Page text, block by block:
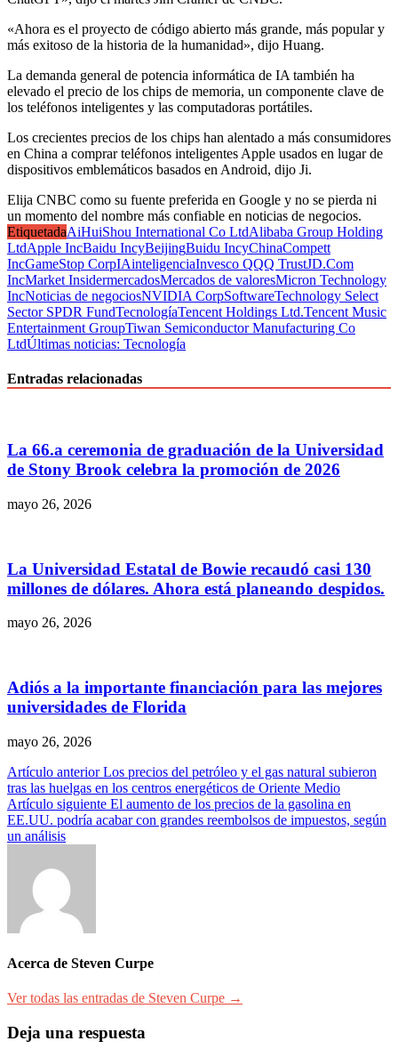
«Ahora es el proyecto de código abierto más grande, más popular y
más exitoso de la historia de la humanidad», dijo Huang.
La demanda general de potencia informática de IA también ha
elevado el precio de los chips de memoria, un componente clave de
los teléfonos inteligentes y las computadoras portátiles.
Los crecientes precios de los chips han alentado a más consumidores
en China a comprar teléfonos inteligentes Apple usados ​​en lugar de
dispositivos emblemáticos basados ​​en Android, dijo Ji.
Elija CNBC como su fuente preferida en Google y no se pierda ni
un momento del nombre más confiable en noticias de negocios.
EtiquetadaAiHuiShou International Co LtdAlibaba Group Holding
LtdApple IncBaidu IncyBeijingBuidu IncyChinaCompett
IncGameStop CorpIAinteligenciaInvesco QQQ TrustJD.Com
IncMarket InsidermercadosMercados de valoresMicron Technology
IncNoticias de negociosNVIDIA CorpSoftwareTechnology Select
Sector SPDR FundTecnologíaTencent Holdings Ltd.Tencent Music
Entertainment GroupTiwan Semiconductor Manufacturing Co
LtdÚltimas noticias: Tecnología
Entradas relacionadas
La 66.a ceremonia de graduación de la Universidad
de Stony Brook celebra la promoción de 2026
mayo 26, 2026
La Universidad Estatal de Bowie recaudó casi 130
millones de dólares. Ahora está planeando despidos.
mayo 26, 2026
Adiós a la importante financiación para las mejores
universidades de Florida
mayo 26, 2026
Navegación
de
entradas
Artículo anterior Los precios del petróleo y el gas natural subieron
tras las huelgas en los centros energéticos de Oriente Medio
Artículo siguiente El aumento de los precios de la gasolina en
EE.UU. podría acabar con grandes reembolsos de impuestos, según
un análisis
Acerca de Steven Curpe
Ver todas las entradas de Steven Curpe →
Deja una respuesta